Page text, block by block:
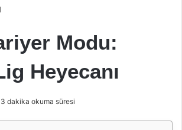
Modu:
Heyecanı
3 dakika okuma süresi